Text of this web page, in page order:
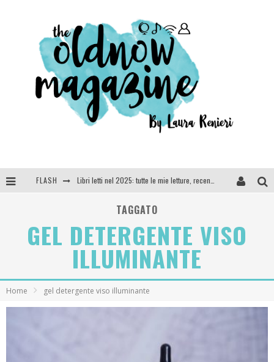
FLASH
SEE YOU AT 5 | Chanel
TAGGATO
GEL DETERGENTE VISO
ILLUMINANTE
Home gel detergente viso illuminante